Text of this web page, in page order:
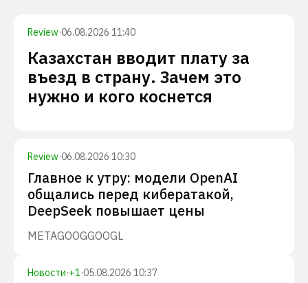
Review·06.08.2026 11:40
Казахстан вводит плату за
въезд в страну. Зачем это
нужно и кого коснется
Review·06.08.2026 10:30
Главное к утру: модели OpenAI
общались перед кибератакой,
DeepSeek повышает цены
METAGOOGGOOGL
Новости·+1·05.08.2026 10:37